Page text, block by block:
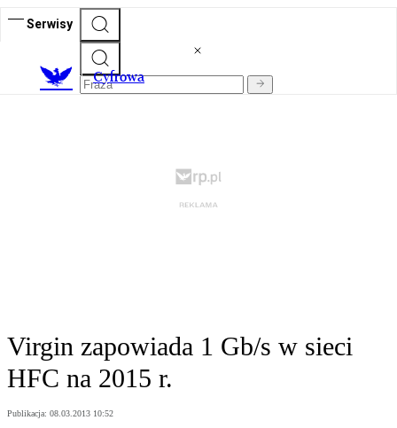
Serwisy
Cyfrowa
Virgin zapowiada 1 Gb/s w sieci
HFC na 2015 r.
Publikacja: 08.03.2013 10:52